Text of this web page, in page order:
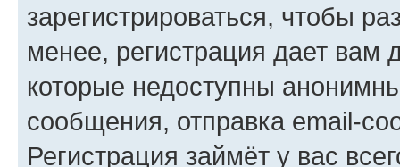
зарегистрироваться, чтобы
менее, регистрация дает вам
которые недоступны
сообщения, отправка email-
Регистрация займёт у вас